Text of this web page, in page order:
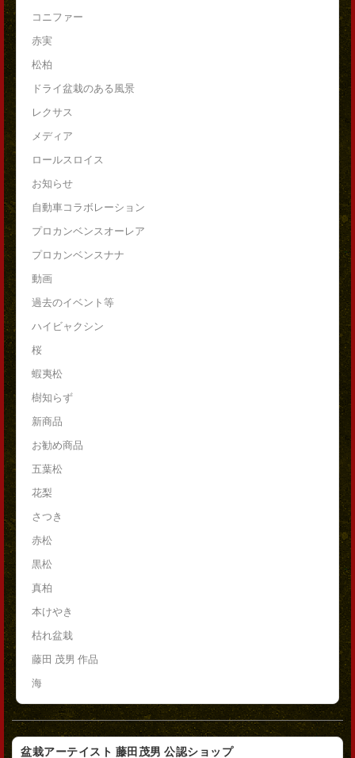
コニファー
赤実
松柏
ドライ盆栽のある風景
レクサス
メディア
ロールスロイス
お知らせ
自動車コラボレーション
プロカンベンスオーレア
プロカンベンスナナ
動画
過去のイベント等
ハイビャクシン
桜
蝦夷松
樹知らず
新商品
お勧め商品
五葉松
花梨
さつき
赤松
黒松
真柏
本けやき
枯れ盆栽
藤田 茂男 作品
海
盆栽アーテイスト 藤田茂男 公認ショップ